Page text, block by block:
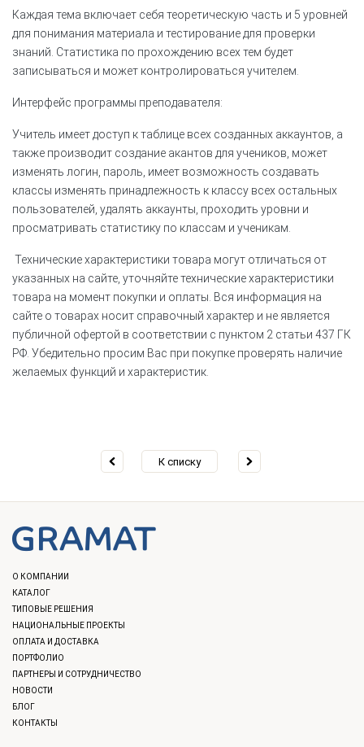
Каждая тема включает себя теоретическую часть и 5 уровней
для понимания материала и тестирование для проверки
знаний. Статистика по прохождению всех тем будет
записываться и может контролироваться учителем.
Интерфейс программы преподавателя:
Учитель имеет доступ к таблице всех созданных аккаунтов, а
также производит создание акантов для учеников, может
изменять логин, пароль, имеет возможность создавать
классы изменять принадлежность к классу всех остальных
пользователей, удалять аккаунты, проходить уровни и
просматривать статистику по классам и ученикам.
Технические характеристики товара могут отличаться от
указанных на сайте, уточняйте технические характеристики
товара на момент покупки и оплаты. Вся информация на
сайте о товарах носит справочный характер и не является
публичной офертой в соответствии с пунктом 2 статьи 437 ГК
РФ. Убедительно просим Вас при покупке проверять наличие
желаемых функций и характеристик.
К списку
О КОМПАНИИ
КАТАЛОГ
ТИПОВЫЕ РЕШЕНИЯ
НАЦИОНАЛЬНЫЕ ПРОЕКТЫ
ОПЛАТА И ДОСТАВКА
ПОРТФОЛИО
ПАРТНЕРЫ И СОТРУДНИЧЕСТВО
НОВОСТИ
БЛОГ
КОНТАКТЫ